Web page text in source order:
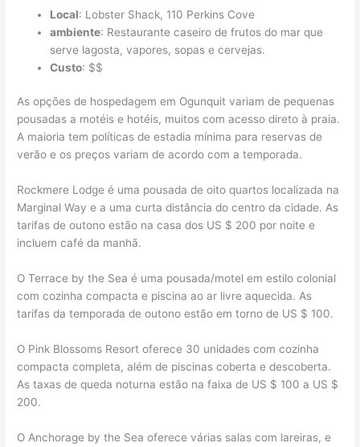
Local: Lobster Shack, 110 Perkins Cove
ambiente: Restaurante caseiro de frutos do mar que
serve lagosta, vapores, sopas e cervejas.
Custo: $$
As opções de hospedagem em Ogunquit variam de pequenas
pousadas a motéis e hotéis, muitos com acesso direto à praia.
A maioria tem políticas de estadia mínima para reservas de
verão e os preços variam de acordo com a temporada.
Rockmere Lodge é uma pousada de oito quartos localizada na
Marginal Way e a uma curta distância do centro da cidade. As
tarifas de outono estão na casa dos US $ 200 por noite e
incluem café da manhã.
O Terrace by the Sea é uma pousada/motel em estilo colonial
com cozinha compacta e piscina ao ar livre aquecida. As
tarifas da temporada de outono estão em torno de US $ 100.
O Pink Blossoms Resort oferece 30 unidades com cozinha
compacta completa, além de piscinas coberta e descoberta.
As taxas de queda noturna estão na faixa de US $ 100 a US $
200.
O Anchorage by the Sea oferece várias salas com lareiras, e